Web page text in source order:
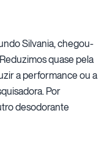
Silvania, chegou-
quase pela
a performance ou a
Por
desodorante